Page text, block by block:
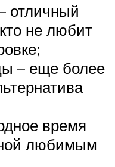
отличный
не любит
– еще более
время
любимым